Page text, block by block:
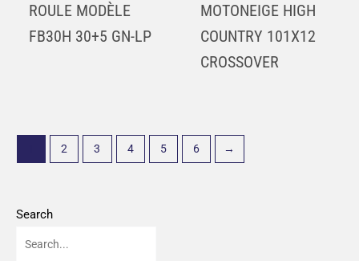
Search
ROULE MODÈLE
FB30H 30+5 GN-LP
MOTONEIGE HIGH
COUNTRY 101X12
CROSSOVER
2 3 4 5 6 →